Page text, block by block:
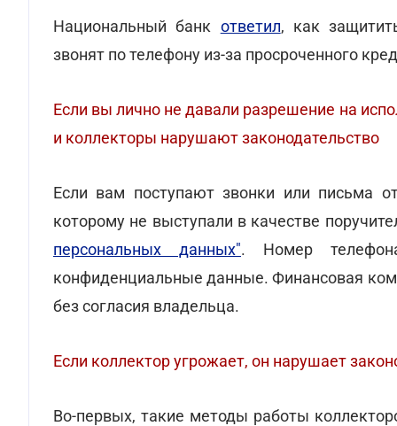
Национальный банк ответил, как
звонят по телефону из-за просроченного
Если вы лично не давали разрешение на
и коллекторы нарушают законодательство
Если вам поступают звонки или письма
которому не выступали в качестве
персональных данных". Номер
конфиденциальные данные. Финансовая
без согласия владельца.
Если коллектор угрожает, он нарушает
Во-первых, такие методы работы